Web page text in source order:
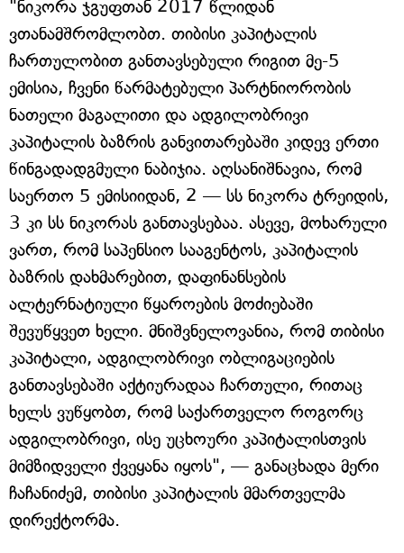
"ნიკორა ჯგუფთან 2017 წლიდან
ვთანამშრომლობთ. თიბისი კაპიტალის
ჩართულობით განთავსებული რიგით მე-5
ემისია, ჩვენი წარმატებული პარტნიორობის
ნათელი მაგალითი და ადგილობრივი
კაპიტალის ბაზრის განვითარებაში კიდევ ერთი
წინგადადგმული ნაბიჯია. აღსანიშნავია, რომ
საერთო 5 ემისიიდან, 2 — სს ნიკორა ტრეიდის,
3 კი სს ნიკორას განთავსებაა. ასევე, მოხარული
ვართ, რომ საპენსიო სააგენტოს, კაპიტალის
ბაზრის დახმარებით, დაფინანსების
ალტერნატიული წყაროების მოძიებაში
შევუწყვეთ ხელი. მნიშვნელოვანია, რომ თიბისი
კაპიტალი, ადგილობრივი ობლიგაციების
განთავსებაში აქტიურადაა ჩართული, რითაც
ხელს ვუწყობთ, რომ საქართველო როგორც
ადგილობრივი, ისე უცხოური კაპიტალისთვის
მიმზიდველი ქვეყანა იყოს", — განაცხადა მერი
ჩაჩანიძემ, თიბისი კაპიტალის მმართველმა
დირექტორმა.